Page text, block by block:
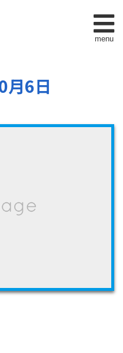
menu
月6日